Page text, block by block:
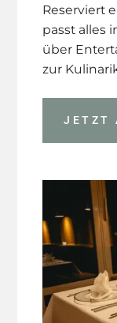
Reserviert
passt alles
über
zur
JETZT